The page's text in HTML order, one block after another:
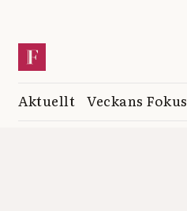
Aktuellt Veckans Fokus